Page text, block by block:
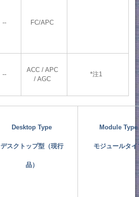
-- FC/APC
--
ACC / APC
/ AGC
*注1
Desktop Type
デスクトップ型（現行
品）
Module Type
モジュールタイ